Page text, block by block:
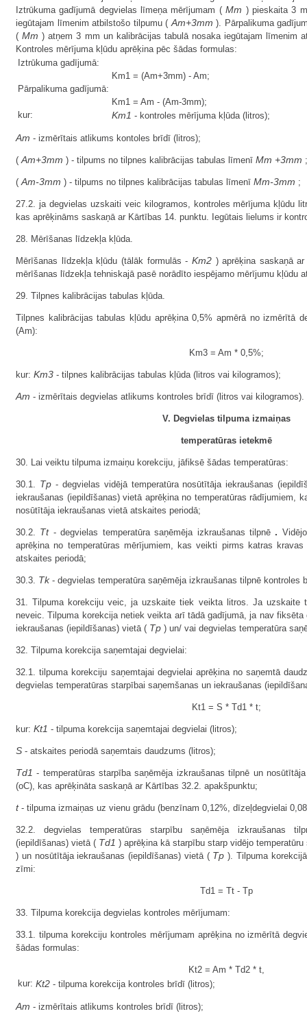
Iztrūkuma gadījumā degvielas līmeņa mērījumam (Mm ) pieskaita 3
iegūtajam līmenim atbilstošo tilpumu (Am+3mm ). Pārpalikuma
(Mm ) atņem 3 mm un kalibrācijas tabulā nosaka iegūtajam līmenim
Kontroles mērījuma kļūdu aprēķina pēc šādas formulas:
Iztrūkuma gadījumā:
Km1 = (Am+3mm) - Am;
Pārpalikuma gadījumā:
Km1 = Am - (Am-3mm);
kur:
Km1 - kontroles mērījuma kļūda (litros);
Am - izmērītais atlikums kontoles brīdī (litros);
(Am+3mm ) - tilpums no tilpnes kalibrācijas tabulas līmenī Mm +3mm ;
(Am-3mm ) - tilpums no tilpnes kalibrācijas tabulas līmenī Mm-3mm ;
27.2. ja degvielas uzskaiti veic kilogramos, kontroles mērījuma kļūdu
kas aprēķināms saskaņā ar Kārtības 14. punktu. Iegūtais lielums ir
28. Mērīšanas līdzekļa kļūda.
Mērīšanas līdzekļa kļūdu (tālāk formulās - Km2) aprēķina saskaņā ar
mērīšanas līdzekļa tehniskajā pasē norādīto iespējamo mērījumu kļūdu
29. Tilpnes kalibrācijas tabulas kļūda.
Tilpnes kalibrācijas tabulas kļūdu aprēķina 0,5% apmērā no izmērītā
(Am):
Km3 = Am * 0,5%;
kur: Km3 - tilpnes kalibrācijas tabulas kļūda (litros vai kilogramos);
Am - izmērītais degvielas atlikums kontroles brīdī (litros vai kilogramos).
V. Degvielas tilpuma izmaiņas
temperatūras ietekmē
30. Lai veiktu tilpuma izmaiņu korekciju, jāfiksē šādas temperatūras:
30.1. Tp- degvielas vidējā temperatūra nosūtītāja iekraušanas
iekraušanas (iepildīšanas) vietā aprēķina no temperatūras rādījumiem,
nosūtītāja iekraušanas vietā atskaites periodā;
30.2. Tt- degvielas temperatūra saņēmēja izkraušanas tilpnē .
aprēķina no temperatūras mērījumiem, kas veikti pirms katras
atskaites periodā;
30.3. Tk- degvielas temperatūra saņēmēja izkraušanas tilpnē kontroles
31. Tilpuma korekciju veic, ja uzskaite tiek veikta litros. Ja uzskaite
neveic. Tilpuma korekcija netiek veikta arī tādā gadījumā, ja nav
iekraušanas (iepildīšanas) vietā ( Tp ) un/ vai degvielas temperatūra
32. Tilpuma korekcija saņemtajai degvielai:
32.1. tilpuma korekciju saņemtajai degvielai aprēķina no saņemtā
degvielas temperatūras starpībai saņemšanas un iekraušanas
Kt1 = S * Td1 * t;
kur: Kt1 - tilpuma korekcija saņemtajai degvielai (litros);
S - atskaites periodā saņemtais daudzums (litros);
Td1 - temperatūras starpība saņēmēja izkraušanas tilpnē un
(oC), kas aprēķināta saskaņā ar Kārtības 32.2. apakšpunktu;
t- tilpuma izmaiņas uz vienu grādu (benzīnam 0,12%, dīzeļdegvielai
32.2. degvielas temperatūras starpību saņēmēja izkraušanas
(iepildīšanas) vietā ( Td1 ) aprēķina kā starpību starp vidējo
) un nosūtītāja iekraušanas (iepildīšanas) vietā ( Tp ). Tilpuma
zīmi:
Td1 = Tt - Tp
33. Tilpuma korekcija degvielas kontroles mērījumam:
33.1. tilpuma korekciju kontroles mērījumam aprēķina no izmērītā
šādas formulas:
Kt2 = Am * Td2 * t,
kur: Kt2 - tilpuma korekcija kontroles brīdī (litros);
Am - izmērītais atlikums kontroles brīdī (litros);